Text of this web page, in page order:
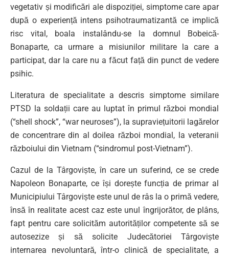
vegetativ și modificări ale dispoziției, simptome care apar
după o experiență intens psihotraumatizantă ce implică
risc vital, boala instalându-se la domnul Bobeică-
Bonaparte, ca urmare a misiunilor militare la care a
participat, dar la care nu a făcut față din punct de vedere
psihic.
Literatura de specialitate a descris simptome similare
PTSD la soldații care au luptat în primul război mondial
(“shell shock”, “war neuroses”), la supraviețuitorii lagărelor
de concentrare din al doilea război mondial, la veteranii
războiului din Vietnam (“sindromul post-Vietnam”).
Cazul de la Târgoviște, în care un suferind, ce se crede
Napoleon Bonaparte, ce își dorește funcția de primar al
Municipiului Târgoviște este unul de râs la o primă vedere,
însă în realitate acest caz este unul îngrijorător, de plâns,
fapt pentru care solicităm autorităților competente să se
autosezize și să solicite Judecătoriei Târgoviște
internarea nevoluntară, într-o clinică de specialitate, a